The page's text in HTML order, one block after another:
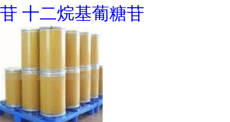
苷 十二烷基葡糖苷